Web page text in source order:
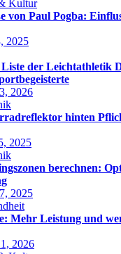
Kultur
von Paul Pogba:
2025
Liste der Leichtathletik
2026
hinten
2025
berechnen:
2025
Mehr Leistung und
2026